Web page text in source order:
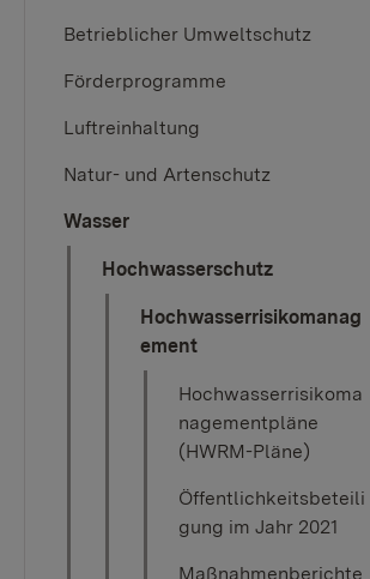
Betrieblicher Umweltschutz
Förderprogramme
Luftreinhaltung
Natur- und Artenschutz
Wasser
Hochwasserschutz
Hochwasserrisikomanag
ement
Hochwasserrisikoma
nagementpläne
(HWRM-Pläne)
Öffentlichkeitsbeteili
gung im Jahr 2021
Maßnahmenberichte